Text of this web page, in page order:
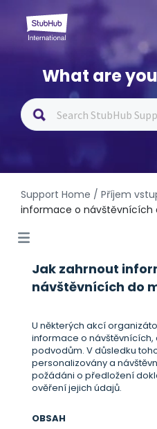
What are
Support Home / Příjem
informace o návštěvnících
Jak zahrnout
návštěvnících do
U některých akcí
informace o
podvodům. V důsledku
personalizovány a
požádáni o předložení
ověření jejich údajů.
OBSAH